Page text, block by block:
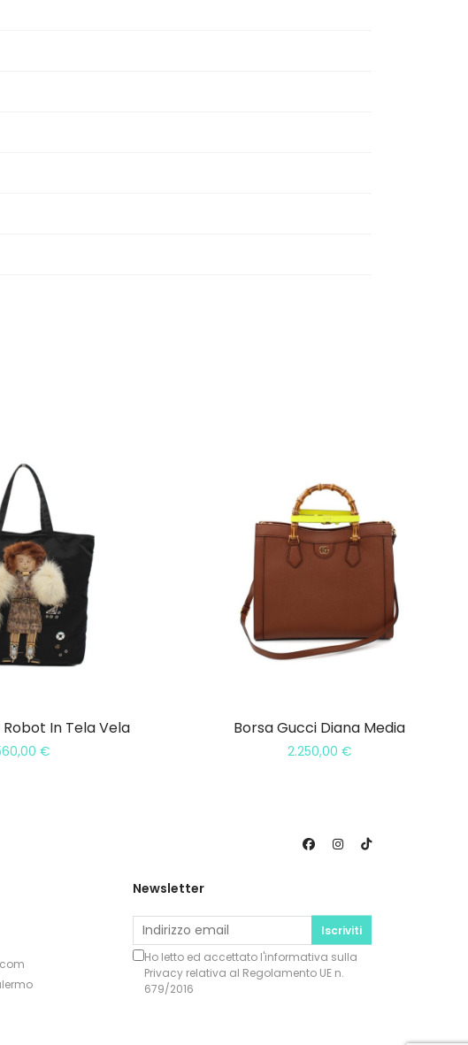
In Tela Vela
€
Borsa Gucci Diana Media
2.250,00 €
Newsletter
Iscriviti
Ho letto ed accettato l'informativa sulla
Privacyrelativa al Regolamento UE n.
679/2016